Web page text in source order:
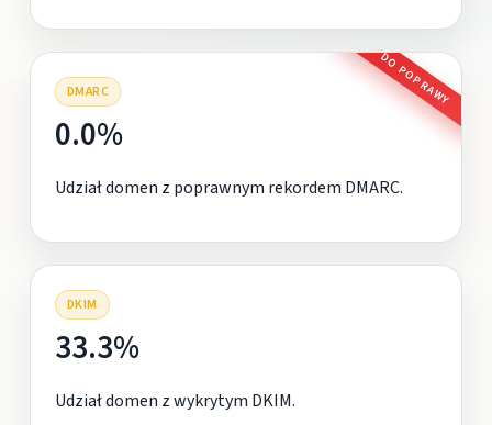
DMARC DO POPRAWY
0.0%
Udział domen z poprawnym rekordem DMARC.
DKIM
33.3%
Udział domen z wykrytym DKIM.